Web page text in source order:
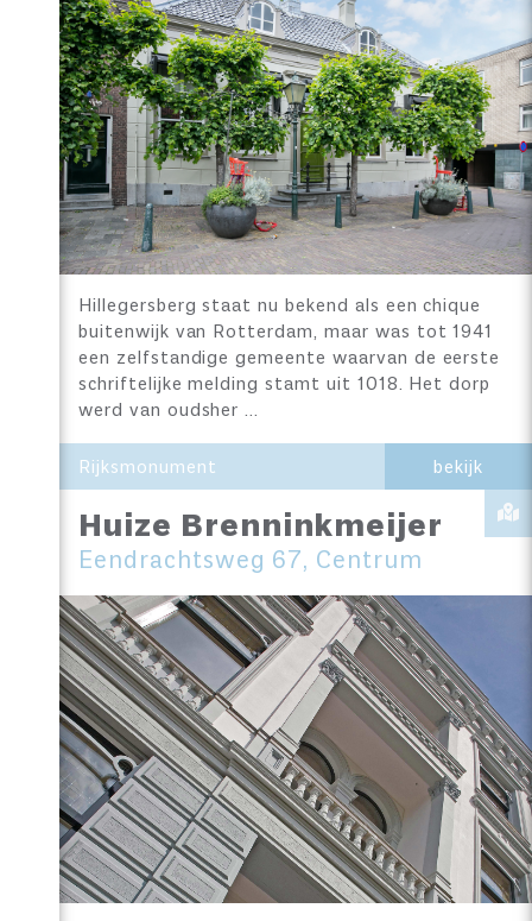
Hillegersberg staat nu bekend als een chique
buitenwijk van Rotterdam, maar was tot 1941
een zelfstandige gemeente waarvan de eerste
schriftelijke melding stamt uit 1018. Het dorp
werd van oudsher …
Rijksmonument bekijk
Huize Brenninkmeijer
Eendrachtsweg 67, Centrum